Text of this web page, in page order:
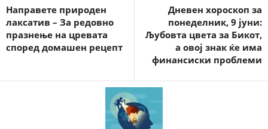
Направете природен
лаксатив – За редовно
празнење на цревата
според домашен рецепт
Дневен хороскоп за
понеделник, 9 јуни:
Љубовта цвета за Бикот,
а овој знак ќе има
финансиски проблеми